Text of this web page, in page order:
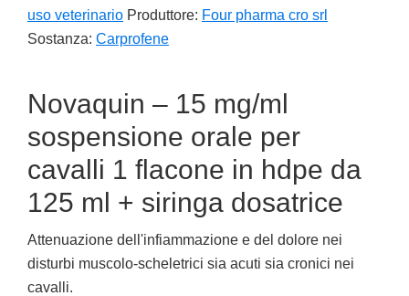
uso veterinario Produttore: Four pharma cro srl
Sostanza: Carprofene
Novaquin – 15 mg/ml
sospensione orale per
cavalli 1 flacone in hdpe da
125 ml + siringa dosatrice
Attenuazione dell'infiammazione e del dolore nei
disturbi muscolo-scheletrici sia acuti sia cronici nei
cavalli.